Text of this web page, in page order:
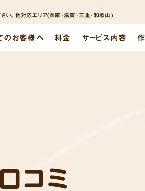
い。他対応エリア(兵庫･滋賀･三重･和歌山)
のお客様へ 料金 サービス内容
コミ